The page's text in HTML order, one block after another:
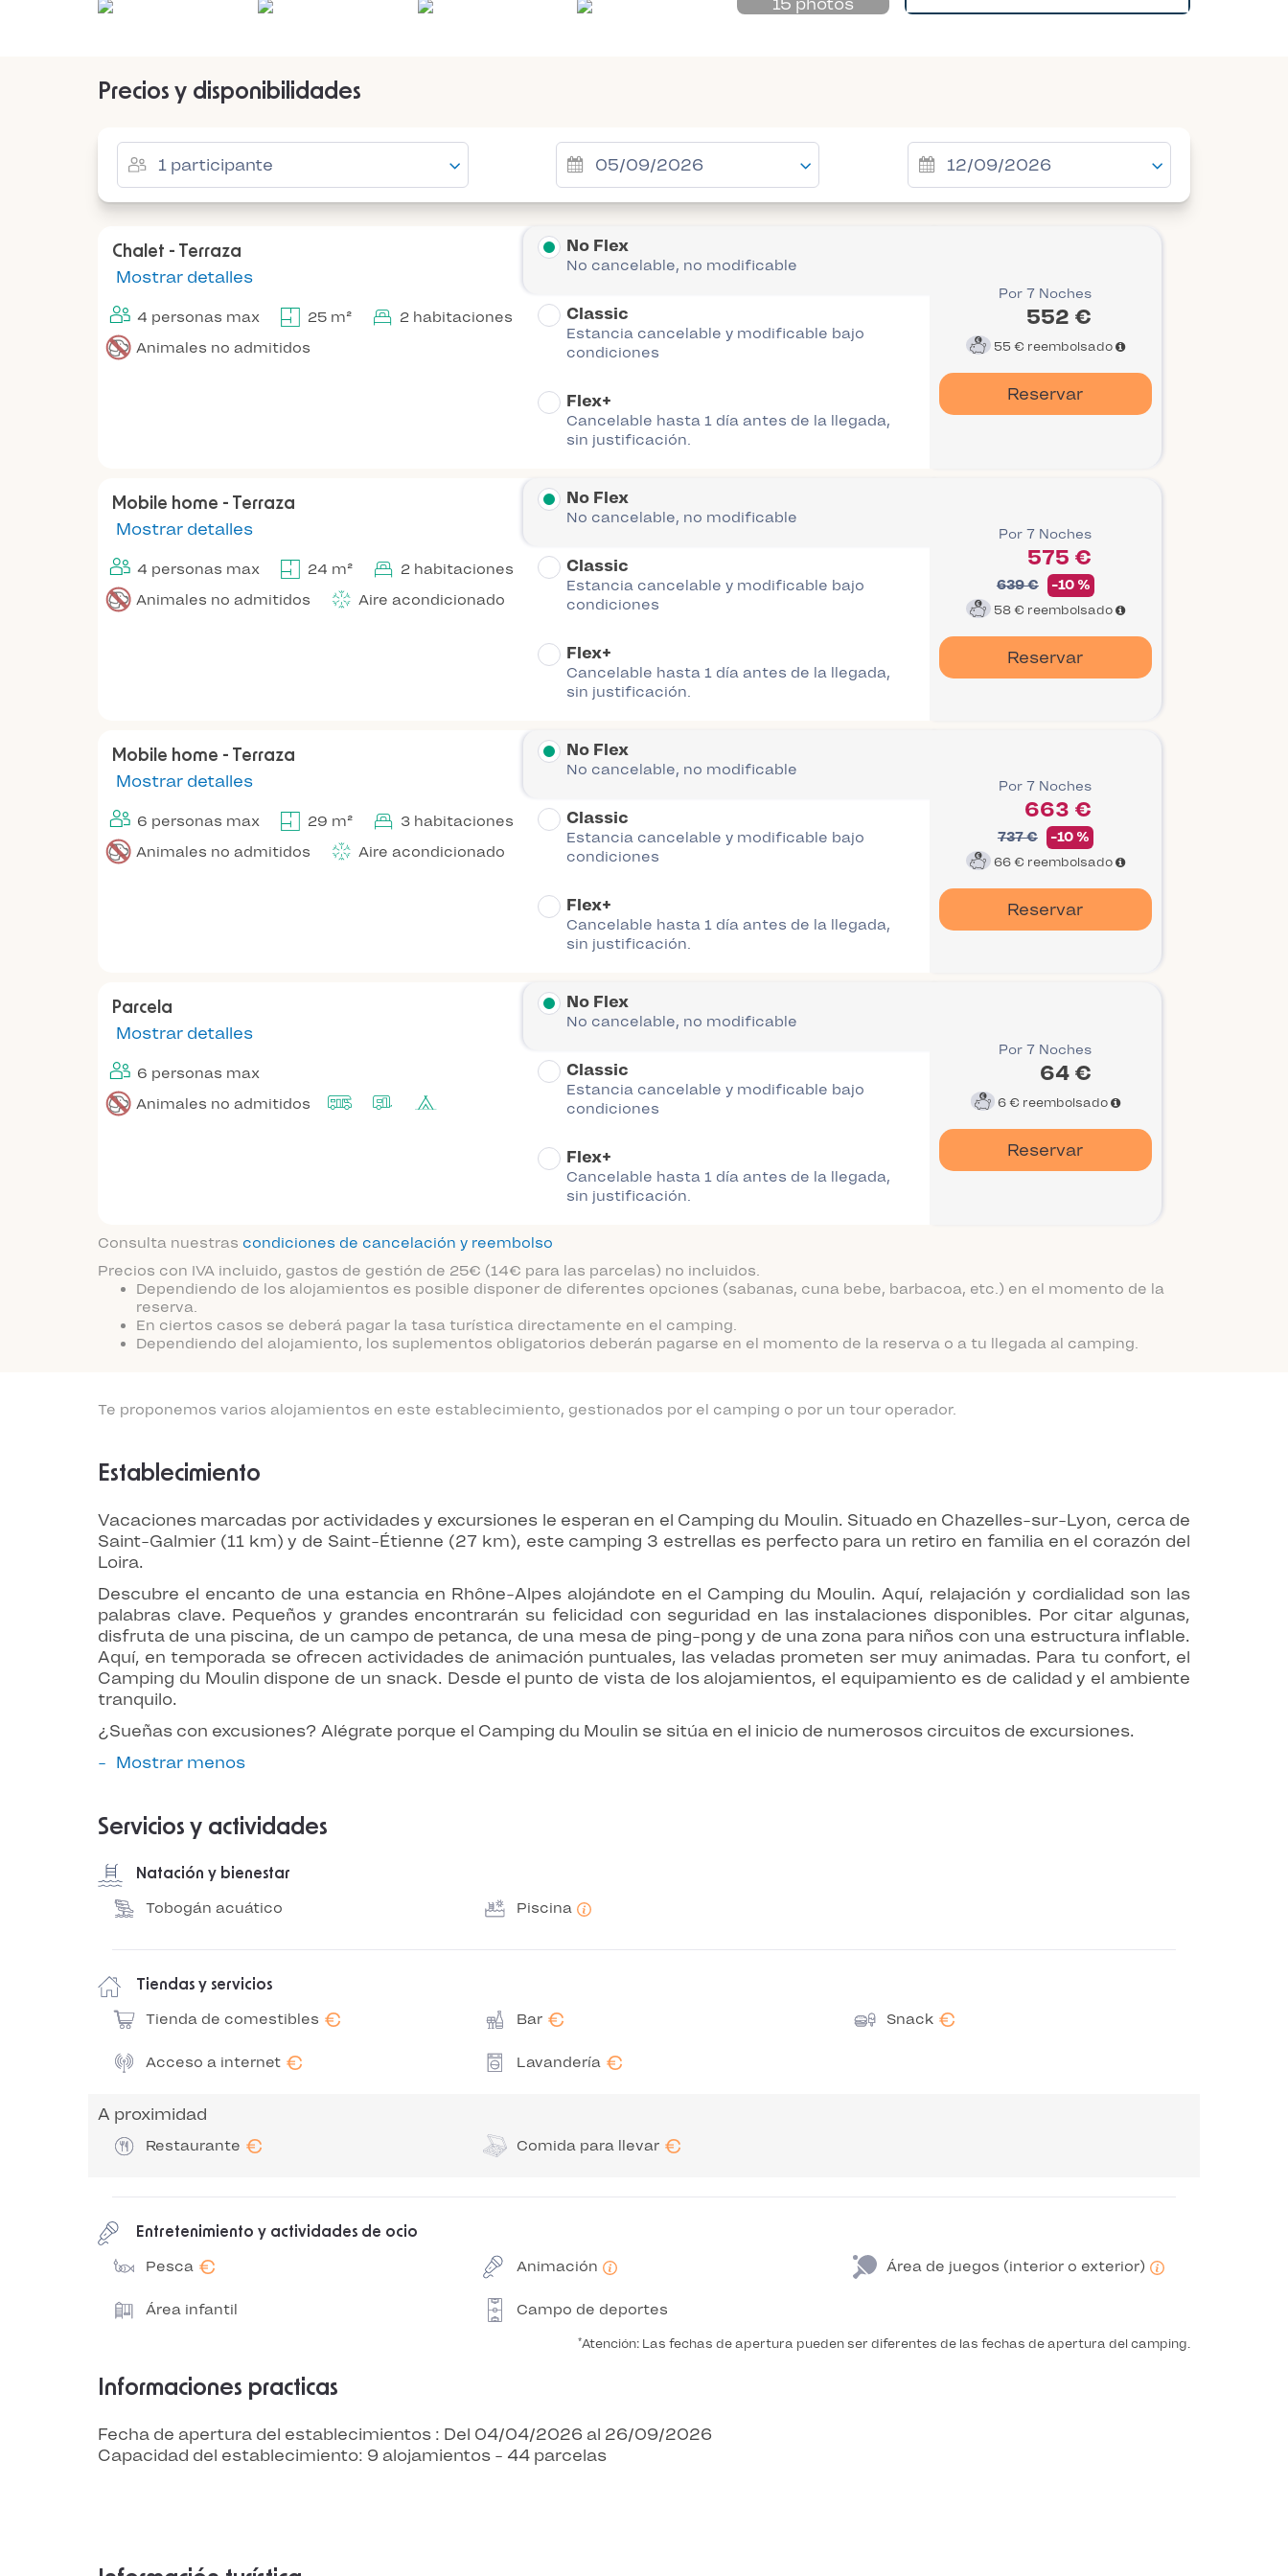
15 photos
Precios y disponibilidades
Chalet - Terraza
Mostrar detalles
4 personas max 25 m²
2 habitaciones
Animales no admitidos
No Flex
No cancelable, no modificable
Classic
Estancia cancelable y modificable bajo
condiciones
Flex+
Cancelable hasta 1 día antes de la llegada,
sin justificación.
Por 7 Noches
552 €
55 € reembolsado
Reservar
Mobile home - Terraza
Mostrar detalles
4 personas max 24 m²
2 habitaciones
Animales no admitidos
Aire acondicionado
No Flex
No cancelable, no modificable
Classic
Estancia cancelable y modificable bajo
condiciones
Flex+
Cancelable hasta 1 día antes de la llegada,
sin justificación.
Por 7 Noches
575 €
639 € -10 %
58 € reembolsado
Reservar
Mobile home - Terraza
Mostrar detalles
6 personas max 29 m²
3 habitaciones
Animales no admitidos
Aire acondicionado
No Flex
No cancelable, no modificable
Classic
Estancia cancelable y modificable bajo
condiciones
Flex+
Cancelable hasta 1 día antes de la llegada,
sin justificación.
Por 7 Noches
663 €
737 € -10 %
66 € reembolsado
Reservar
Parcela
Mostrar detalles
6 personas max
Animales no admitidos
No Flex
No cancelable, no modificable
Classic
Estancia cancelable y modificable bajo
condiciones
Flex+
Cancelable hasta 1 día antes de la llegada,
sin justificación.
Por 7 Noches
64 €
6 € reembolsado
Reservar
Consulta nuestras condiciones de cancelación y reembolso
Precios con IVA incluido, gastos de gestión de 25€ (14€ para las parcelas) no incluidos.
Dependiendo de los alojamientos es posible disponer de diferentes opciones (sabanas, cuna bebe, barbacoa, etc.) en el momento de la
reserva.
En ciertos casos se deberá pagar la tasa turística directamente en el camping.
Dependiendo del alojamiento, los suplementos obligatorios deberán pagarse en el momento de la reserva o a tu llegada al camping.
Te proponemos varios alojamientos en este establecimiento, gestionados por el camping o por un tour operador.
Establecimiento
Vacaciones marcadas por actividades y excursiones le esperan en el Camping du Moulin. Situado en Chazelles-sur-Lyon, cerca de
Saint-Galmier (11 km) y de Saint-Étienne (27 km), este camping 3 estrellas es perfecto para un retiro en familia en el corazón del
Loira.
Descubre el encanto de una estancia en Rhône-Alpes alojándote en el Camping du Moulin. Aquí, relajación y cordialidad son las
palabras clave. Pequeños y grandes encontrarán su felicidad con seguridad en las instalaciones disponibles. Por citar algunas,
disfruta de una piscina, de un campo de petanca, de una mesa de ping-pong y de una zona para niños con una estructura inflable.
Aquí, en temporada se ofrecen actividades de animación puntuales, las veladas prometen ser muy animadas. Para tu confort, el
Camping du Moulin dispone de un snack. Desde el punto de vista de los alojamientos, el equipamiento es de calidad y el ambiente
tranquilo.
¿Sueñas con excusiones? Alégrate porque el Camping du Moulin se sitúa en el inicio de numerosos circuitos de excursiones.
Mostrar menos
Servicios y actividades
Natación y bienestar
Tobogán acuático Piscina
Tiendas y servicios
Tienda de comestibles € Bar € Snack €
Acceso a internet € Lavandería €
A proximidad
Restaurante € Comida para llevar €
Entretenimiento y actividades de ocio
Pesca € Animación Área de juegos (interior o exterior)
Área infantil Campo de deportes
*Atención: Las fechas de apertura pueden ser diferentes de las fechas de apertura del camping.
Informaciones practicas
Fecha de apertura del establecimientos : Del 04/04/2026 al 26/09/2026
Capacidad del establecimiento: 9 alojamientos - 44 parcelas